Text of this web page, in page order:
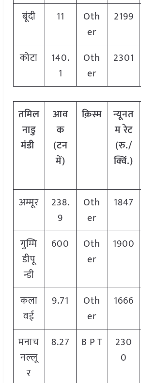
बूंदी
11
Oth
er
2199
कोटा
140.
1
Oth
er
2301
तमिल
नाडु
मंडी
आव
क
(टन
में)
क़िस्म
न्यूनत
म रेट
(रु./
क्विं.)
अम्मूर
238.
9
Oth
er
1847
गुम्मि
डीपू
न्डी
600
Oth
er
1900
कला
वई
9.71
Oth
er
1666
मनाच
नल्लू
र
8.27 B P T
230
0